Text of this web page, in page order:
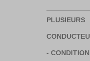
PLUSIEURS
-